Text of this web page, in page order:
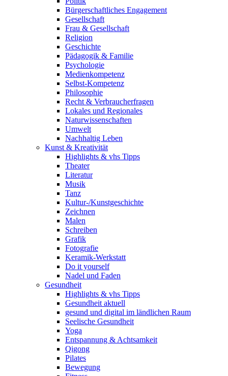
Bürgerschaftliches Engagement
Gesellschaft
Frau & Gesellschaft
Religion
Geschichte
Pädagogik & Familie
Psychologie
Medienkompetenz
Selbst-Kompetenz
Philosophie
Recht & Verbraucherfragen
Lokales und Regionales
Naturwissenschaften
Umwelt
Nachhaltig Leben
Kunst & Kreativität
Highlights & vhs Tipps
Theater
Literatur
Musik
Tanz
Kultur-/Kunstgeschichte
Zeichnen
Malen
Schreiben
Grafik
Fotografie
Keramik-Werkstatt
Do it yourself
Nadel und Faden
Gesundheit
Highlights & vhs Tipps
Gesundheit aktuell
gesund und digital im ländlichen Raum
Seelische Gesundheit
Yoga
Entspannung & Achtsamkeit
Qigong
Pilates
Bewegung